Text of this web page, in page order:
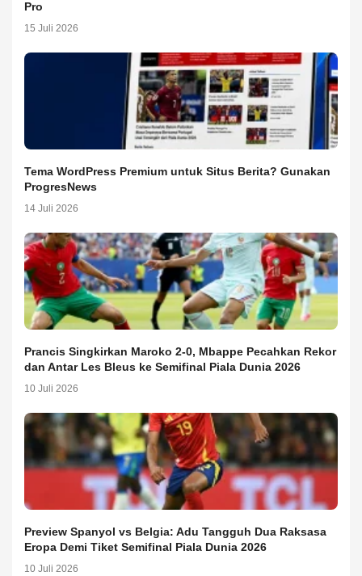
Pro
15 Juli 2026
Tema WordPress Premium untuk Situs Berita? Gunakan
ProgresNews
14 Juli 2026
Prancis Singkirkan Maroko 2-0, Mbappe Pecahkan Rekor
dan Antar Les Bleus ke Semifinal Piala Dunia 2026
10 Juli 2026
Preview Spanyol vs Belgia: Adu Tangguh Dua Raksasa
Eropa Demi Tiket Semifinal Piala Dunia 2026
10 Juli 2026